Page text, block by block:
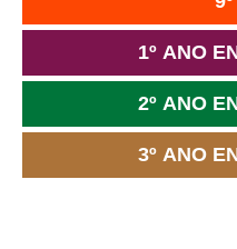
1º ANO
2º ANO
3º ANO